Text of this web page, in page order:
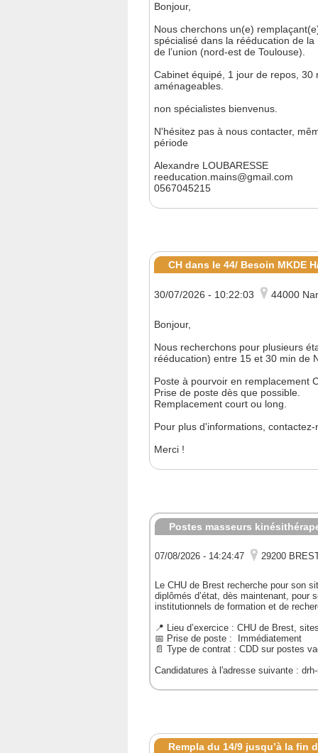
Bonjour,
Nous cherchons un(e)
spécialisé dans la rééducation de
de l’union (nord-est de Toulouse).
Cabinet équipé, 1 jour de repos,
aménageables.
non spécialistes bienvenus.
N'hésitez pas à nous contacter,
période
Alexandre LOUBARESSE
reeducation.mains@gmail.com
0567045215
CH dans le 44/ Besoin MKDE
30/07/2026 - 10:22:03 44000
Bonjour,
Nous recherchons pour plusieurs
rééducation) entre 15 et 30 min de
Poste à pourvoir en remplacement
Prise de poste dès que possible.
Remplacement court ou long.
Pour plus d'informations,
Merci !
Postes masseurs
07/08/2026 - 14:24:47 29200
Le CHU de Brest recherche pour son
diplômés d’état, dès maintenant, pour
institutionnels de formation et de
📍 Lieu d’exercice : CHU de Brest,
📅 Prise de poste : Immédiatement
📄 Type de contrat : CDD sur postes
Candidatures à l'adresse suivante :
Rempla du 14/9 jusqu’à la fin